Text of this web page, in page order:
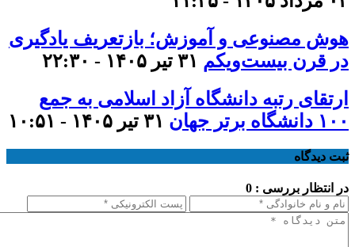
هوش مصنوعی و آموزش؛ بازتعریف یادگیری
در قرن بیست‌ویکم ۳۱ تیر ۱۴۰۵ - ۲۲:۳۰
ارتقای رتبه دانشگاه آزاد اسلامی به جمع
۱۰۰ دانشگاه برتر جهان
۳۱ تیر ۱۴۰۵ - ۱۰:۵۱
ثبت دیدگاه
در انتظار بررسی : 0